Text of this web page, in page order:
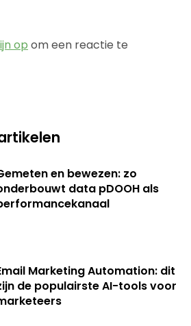
op om een reactie te
en bewezen: zo
data pDOOH als
Marketing Automation: dit
de populairste AI-tools voor